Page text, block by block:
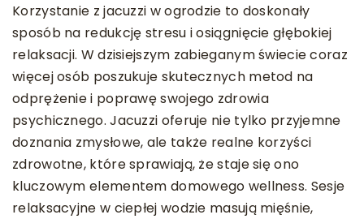
Korzystanie z jacuzzi w ogrodzie to doskonały
sposób na redukcję stresu i osiągnięcie głębokiej
relaksacji. W dzisiejszym zabieganym świecie coraz
więcej osób poszukuje skutecznych metod na
odprężenie i poprawę swojego zdrowia
psychicznego. Jacuzzi oferuje nie tylko przyjemne
doznania zmysłowe, ale także realne korzyści
zdrowotne, które sprawiają, że staje się ono
kluczowym elementem domowego wellness. Sesje
relaksacyjne w ciepłej wodzie masują mięśnie,